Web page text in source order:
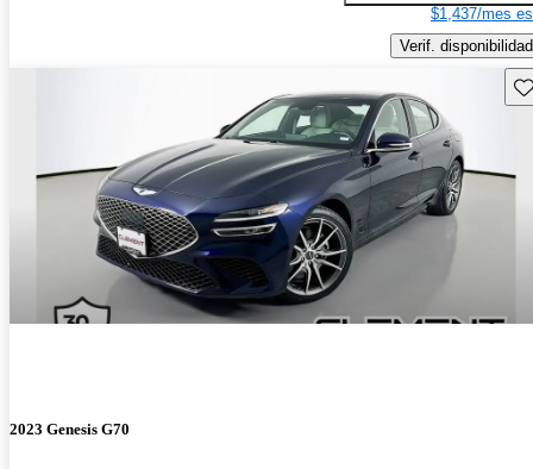
$1,437/mes
Verif. disponibilidad
2023 Genesis G70